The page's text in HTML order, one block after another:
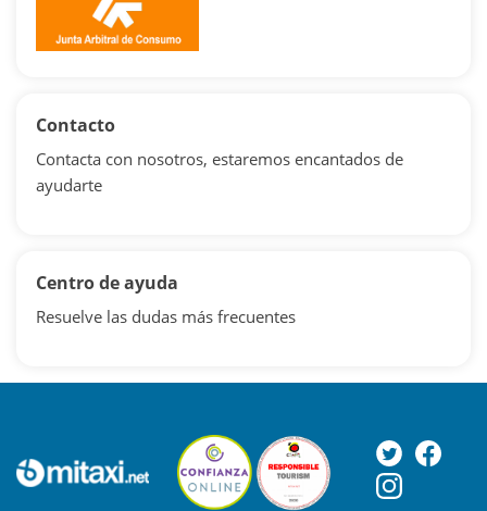
Contacto
Contacta con nosotros, estaremos encantados de
ayudarte
Centro de ayuda
Resuelve las dudas más frecuentes